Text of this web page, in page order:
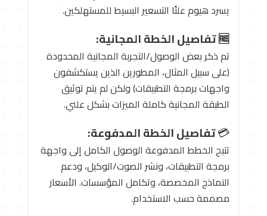
يسرد هيوم علنًا التسعير البسيط للمستهلكين.
🆓 تفاصيل الخطة المجانية:
تم ذكر بعض الوصول/التجربة المجانية المحدودة
(على سبيل المثال، المطورين الذين يستكشفون
واجهات برمجة التطبيقات) ولكن لم يتم توثيق
الطبقة المجانية كاملة الميزات بشكل علني.
💳تفاصيل الخطة المدفوعة:
تتيح الخطط المدفوعة الوصول الكامل إلى واجهة
برمجة التطبيقات، ونشر الصوت/الوكيل، ودعم
النماذج المخصصة، وتكامل المؤسسات. الأسعار
مصممة حسب الاستخدام.